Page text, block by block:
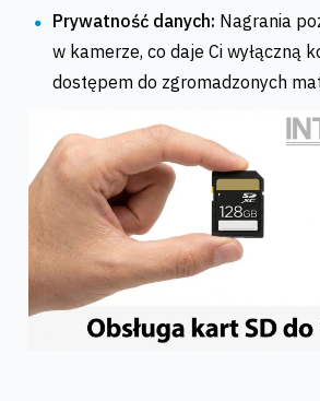
Prywatność danych: Nagrania
w kamerze, co daje Ci wyłączną
dostępem do zgromadzonych